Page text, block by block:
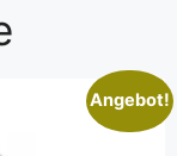
Angebot!